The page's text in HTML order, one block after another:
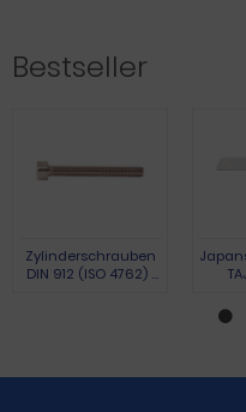
Bestseller
Zylinderschrauben
DIN 912 (ISO 4762) |